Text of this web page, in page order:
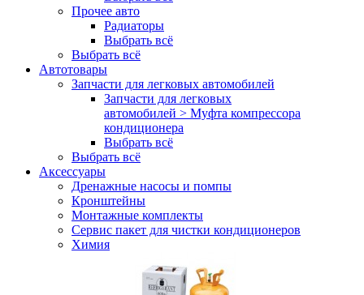
Прочее авто
Радиаторы
Выбрать всё
Выбрать всё
Автотовары
Запчасти для легковых автомобилей
Запчасти для легковых
автомобилей > Муфта компрессора
кондиционера
Выбрать всё
Выбрать всё
Аксессуары
Дренажные насосы и помпы
Кронштейны
Монтажные комплекты
Сервис пакет для чистки кондиционеров
Химия